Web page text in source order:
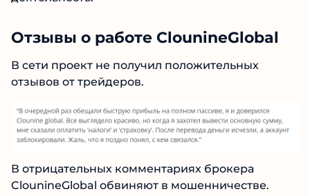
отзывов от трейдеров.
ClounineGlobal обвиняют в мошенничестве.
Пользователи утверждают, что не смогли